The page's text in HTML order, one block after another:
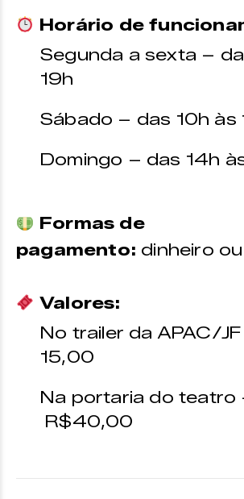
Horário de
Segunda a sexta –
19h
Sábado – das 10h às
Domingo – das 14h
Formas de
pagamento: dinheiro
Valores:
No trailer da APAC/
15,00
Na portaria do teatro
R$40,00